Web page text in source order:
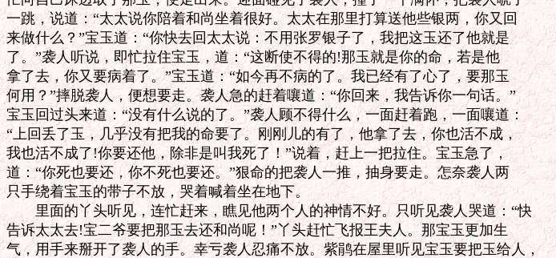
一跳，说道：“太太说你陪着和尚坐着很好。太太在那里打算送他些银两，你又回
来做什么？”宝玉道：“你快去回太太说：不用张罗银子了，我把这玉还了他就是
了。”袭人听说，即忙拉住宝玉，道：“这断使不得的!那玉就是你的命，若是他
拿了去，你又要病着了。”宝玉道：“如今再不病的了。我已经有了心了，要那玉
何用？”摔脱袭人，便想要走。袭人急的赶着嚷道：“你回来，我告诉你一句话。”
宝玉回过头来道：“没有什么说的了。”袭人顾不得什么，一面赶着跑，一面嚷道：
“上回丢了玉，几乎没有把我的命要了。刚刚儿的有了，他拿了去，你也活不成，
我也活不成了!你要还他，除非是叫我死了！”说着，赶上一把拉住。宝玉急了，
道：“你死也要还，你不死也要还。”狠命的把袭人一推，抽身要走。怎奈袭人两
只手绕着宝玉的带子不放，哭着喊着坐在地下。
里面的丫头听见，连忙赶来，瞧见他两个人的神情不好。只听见袭人哭道：“快
告诉太太去!宝二爷要把那玉去还和尚呢！”丫头赶忙飞报王夫人。那宝玉更加生
气，用手来掰开了袭人的手。幸亏袭人忍痛不放。紫鹃在屋里听见宝玉要把玉给人，